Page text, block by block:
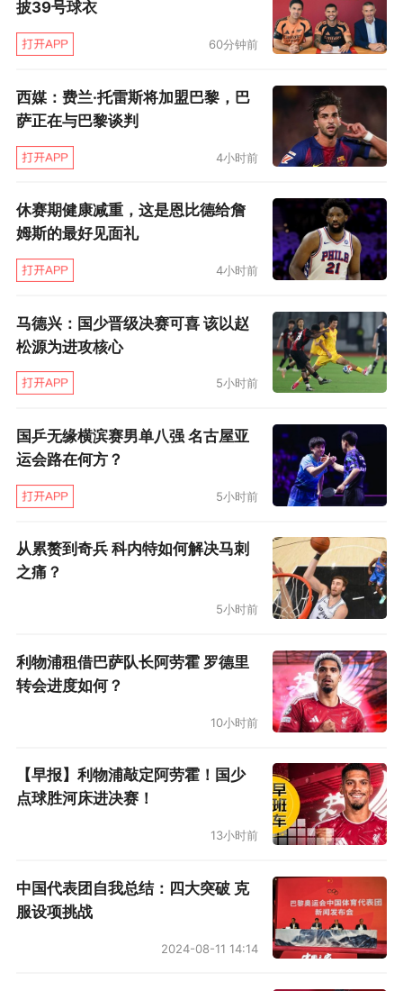
采访。那平和的语气中，透露出其内心的挣
扎：“（受伤）这件事是我无法控制的，也不是说
我疏忽了什么准备工作，但如果大家说我只是运
气不好，那就这样吧。可是，还有其他球员也无
法参加世界杯，而我至少踢了一场比赛，而且，
人失望，但我并没有感到个人的失望，而是深深
地为全队所有人感到抱歉。”
然而木已成舟，对比过去两届惜败比利时、点球
不敌克罗地亚的出局，这一次日本队更加令人惋
惜。曾经，森保一以“最好的风景”为座右铭，但
打入8强仍是不可企及的目标：“作为主教练，我
球员和工作人员看到了最好的风景，我对此深表
感激。”
发表告别感言：“球员和工作人员为每一项活动都
做出充分的准备，在每一次训练和比赛中，大家
都是全力以赴。我每天都能从每一项活动中收获
你们让我看到了最美好的未来，谢谢你们！”
森保一大概率将要离开，其帐下的这批球员，也
有不少人或将就此离开日本队。比如40岁的长友
佑都，还有35岁的谷口彰悟。“那是我的青春，也
真的很可怕，因为你很难掌控它。我参加了五
次，但仍然无法完全掌握它。我认为世界杯自带
一种恐惧，但这种恐惧会让人上瘾，对于所有球
披39号球衣
60分钟前
西媒：费兰·托雷斯将加盟巴黎，巴
萨正在与巴黎谈判
4小时前
休赛期健康减重，这是恩比德给詹
姆斯的最好见面礼
4小时前
马德兴：国少晋级决赛可喜 该以赵
松源为进攻核心
5小时前
国乒无缘横滨赛男单八强 名古屋亚
运会路在何方？
5小时前
从累赘到奇兵 科内特如何解决马刺
之痛？
5小时前
利物浦租借巴萨队长阿劳霍 罗德里
转会进度如何？
10小时前
【早报】利物浦敲定阿劳霍！国少
点球胜河床进决赛！
13小时前
中国代表团自我总结：四大突破 克
服设项挑战
2024-08-11 14:14